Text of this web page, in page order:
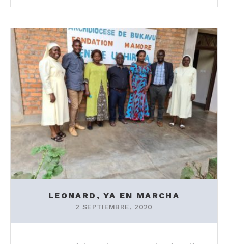
LEONARD, YA EN MARCHA
2 SEPTIEMBRE, 2020